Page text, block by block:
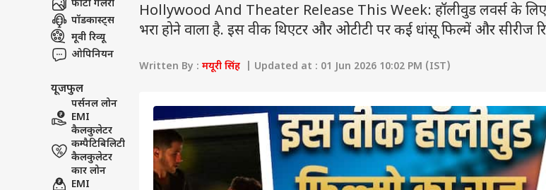
फोटो गैलरी
पॉडकास्ट्स
मूवी रिव्यू
ओपिनियन
यूजफुल
पर्सनल लोन
EMI
कैलकुलेटर
कम्पैटिबिलिटी
कैलकुलेटर
कार लोन
EMI
Hollywood And Theater Release This Week: हॉलीवुड लवर्स के
भरा होने वाला है. इस वीक थिएटर और ओटीटी पर कई धांसू फिल्में और सीरीज
Written By : मयूरी सिंह | Updated at : 01 Jun 2026 10:02 PM (IST)